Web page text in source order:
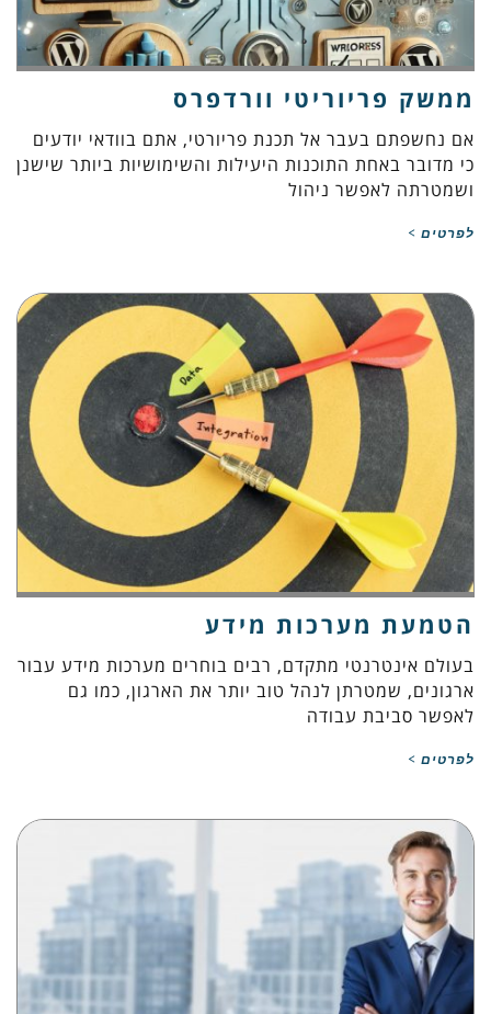
ממשק פריוריטי וורדפרס
אם נחשפתם בעבר אל תכנת פריורטי, אתם בוודאי יודעים
כי מדובר באחת התוכנות היעילות והשימושיות ביותר שישנן
ושמטרתה לאפשר ניהול
לפרטים >
הטמעת מערכות מידע
בעולם אינטרנטי מתקדם, רבים בוחרים מערכות מידע עבור
ארגונים, שמטרתן לנהל טוב יותר את הארגון, כמו גם
לאפשר סביבת עבודה
לפרטים >